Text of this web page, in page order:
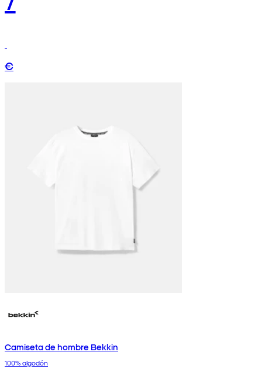
€
Camiseta de hombre Bekkin
100% algodón